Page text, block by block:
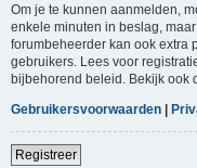
Om je te kunnen aanmelden,
enkele minuten in beslag,
forumbeheerder kan ook extra
gebruikers. Lees voor
bijbehorend beleid. Bekijk ook
Gebruikersvoorwaarden |
Registreer